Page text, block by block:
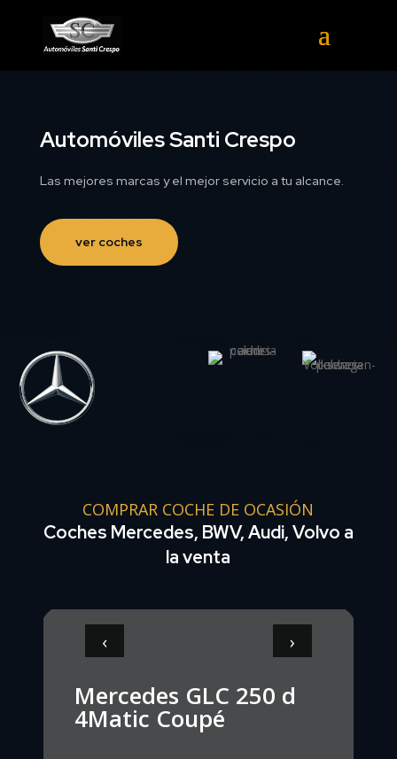
Automóviles Santi Crespo
Las mejores marcas y el mejor servicio a tu alcance.
ver coches
COMPRAR COCHE DE OCASIÓN
Coches Mercedes, BWV, Audi, Volvo a
la venta
‹ ›
Mercedes GLC 250 d
4Matic Coupé